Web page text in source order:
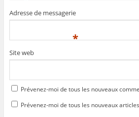
Adresse de messagerie
*
Site web
Prévenez-moi de tous les nouveaux
Prévenez-moi de tous les nouveaux